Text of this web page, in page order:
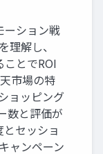
ーション戦
理解し、
とでROI
市場の特
ョッピング
数と評価が
セッショ
ャンペーン